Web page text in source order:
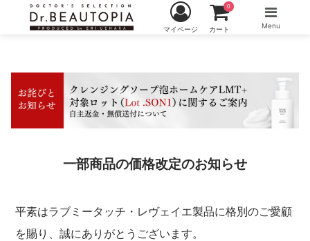
マイページ カート
0
Menu
一部商品の価格改定のお知らせ
平素はラブミータッチ・レヴェイエ製品に格別のご愛顧
を賜り、誠にありがとうございます。